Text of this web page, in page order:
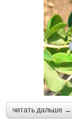
читать дальше →